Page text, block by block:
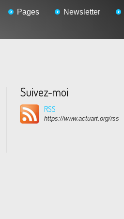
Pages Newsletter
Suivez-moi
RSS
https://www.actuart.org/rss